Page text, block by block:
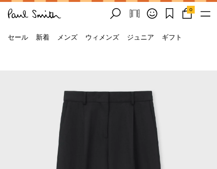
0
セール 新着 メンズ ウィメンズ ジュニア ギフト